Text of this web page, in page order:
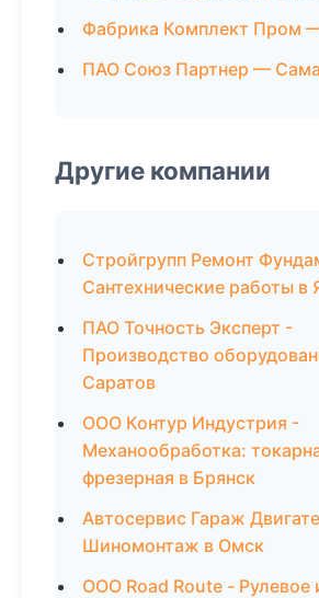
Фабрика Комплект Пром
ПАО Союз Партнер —
Другие компании
Стройгрупп Ремонт
Сантехнические работы в
ПАО Точность Эксперт -
Производство
Саратов
ООО Контур Индустрия -
Механообработка:
фрезерная в Брянск
Автосервис Гараж
Шиномонтаж в Омск
ООО Road Route - Рулевое